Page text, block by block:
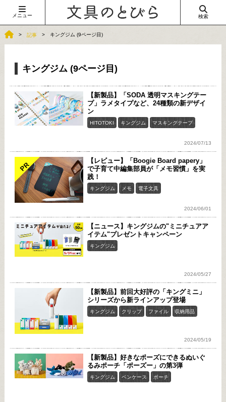
メニュー 検索
記事 キングジム (9ページ目)
キングジム (9ページ目)
【新製品】「SODA 透明マスキングテー
プ」ラメタイプなど、24種類の新デザイ
ン
HITOTOKI キングジム マスキングテープ
2024/07/13
PR
【レビュー】「Boogie Board papery」
で子育て中編集部員が「メモ習慣」を実
践！
キングジム メモ 電子文具
2024/06/01
【ニュース】キングジムの"ミニチュアア
イテム"プレゼントキャンペーン
キングジム
2024/05/27
【新製品】前回大好評の「キングミニ」
シリーズから新ラインアップ登場
キングジム クリップ ファイル 収納用品
2024/05/19
【新製品】好きなポーズにできるぬいぐ
るみポーチ「ポーズー」の第3弾
キングジム ペンケース ポーチ